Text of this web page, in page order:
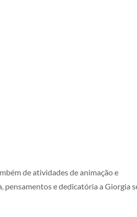
de atividades de animação e
pensamentos e dedicatória a Giorgia